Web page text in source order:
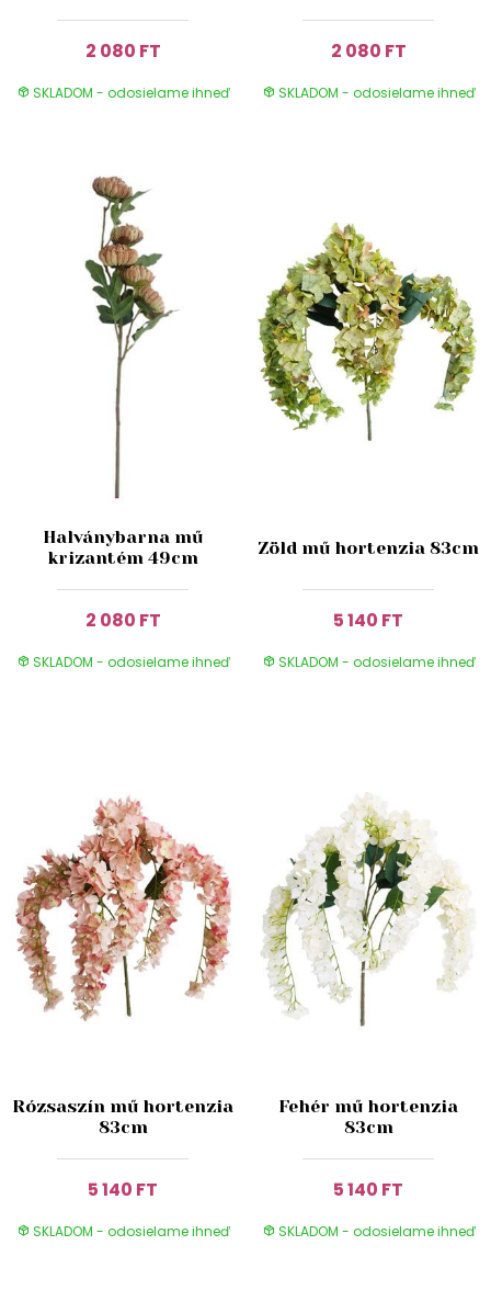
2 080 FT
SKLADOM - odosielame ihneď
2 080 FT
SKLADOM - odosielame ihneď
Halványbarna mű
krizantém 49cm
2 080 FT
SKLADOM - odosielame ihneď
Zöld mű hortenzia 83cm
5 140 FT
SKLADOM - odosielame ihneď
Rózsaszín mű hortenzia
83cm
5 140 FT
SKLADOM - odosielame ihneď
Fehér mű hortenzia
83cm
5 140 FT
SKLADOM - odosielame ihneď